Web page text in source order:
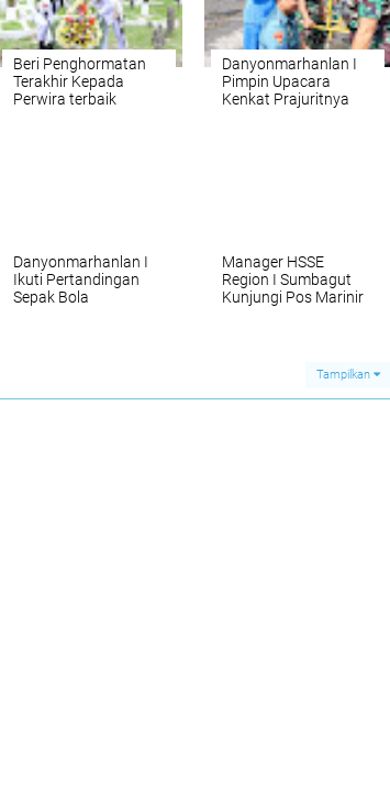
Beri Penghormatan
Terakhir Kepada
Perwira terbaik
Danyonmarhanlan I
Pimpin Upacara
Kenkat Prajuritnya
Danyonmarhanlan I
Ikuti Pertandingan
Sepak Bola
Manager HSSE
Region I Sumbagut
Kunjungi Pos Marinir
Tampilkan